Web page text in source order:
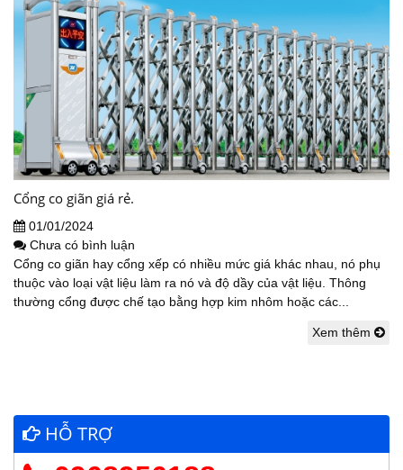
Cổng co giãn giá rẻ.
01/01/2024
Chưa có bình luận
Cổng co giãn hay cổng xếp có nhiều mức giá khác nhau, nó phụ
thuộc vào loại vật liệu làm ra nó và độ dầy của vật liệu. Thông
thường cổng được chế tạo bằng hợp kim nhôm hoặc các...
Xem thêm
HỖ TRỢ